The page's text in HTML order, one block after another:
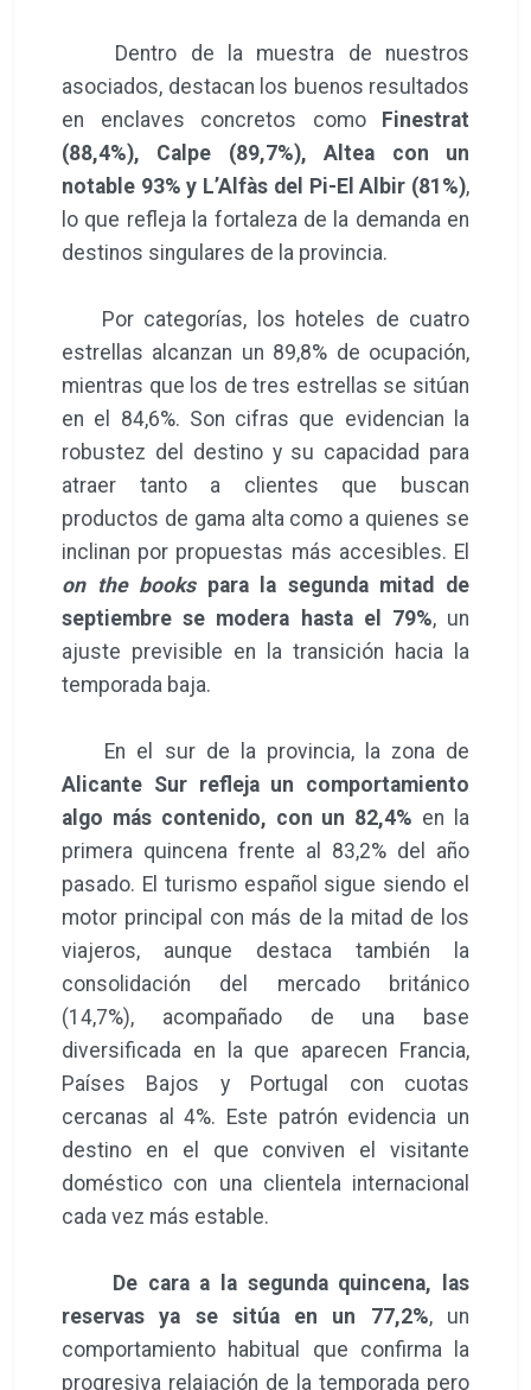
Dentro de la muestra de nuestros
asociados, destacan los buenos resultados
en enclaves concretos como Finestrat
(88,4%), Calpe (89,7%), Altea con un
notable 93% y L’Alfàs del Pi-El Albir (81%),
lo que refleja la fortaleza de la demanda en
destinos singulares de la provincia.
Por categorías, los hoteles de cuatro
estrellas alcanzan un 89,8% de ocupación,
mientras que los de tres estrellas se sitúan
en el 84,6%. Son cifras que evidencian la
robustez del destino y su capacidad para
atraer tanto a clientes que buscan
productos de gama alta como a quienes se
inclinan por propuestas más accesibles. El
on the bookspara la segunda mitad de
septiembre se modera hasta el 79%, un
ajuste previsible en la transición hacia la
temporada baja.
En el sur de la provincia, la zona de
Alicante Sur refleja un comportamiento
algo más contenido, con un 82,4% en la
primera quincena frente al 83,2% del año
pasado. El turismo español sigue siendo el
motor principal con más de la mitad de los
viajeros, aunque destaca también la
consolidación del mercado británico
(14,7%), acompañado de una base
diversificada en la que aparecen Francia,
Países Bajos y Portugal con cuotas
cercanas al 4%. Este patrón evidencia un
destino en el que conviven el visitante
doméstico con una clientela internacional
cada vez más estable.
De cara a la segunda quincena, las
reservas ya se sitúa en un 77,2%, un
comportamiento habitual que confirma la
progresiva relajación de la temporada pero